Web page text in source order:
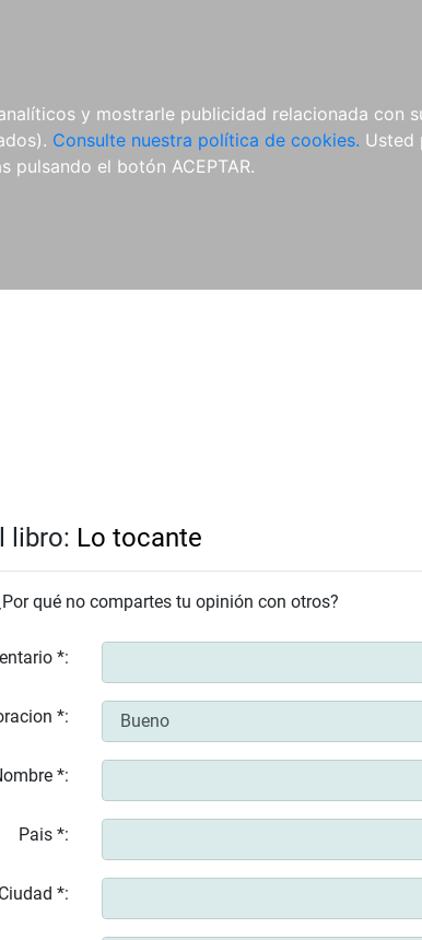
y mostrarle publicidad relacionada con
Consulte nuestra política de cookies. Usted
pulsando el botón ACEPTAR.
libro: Lo tocante
qué no compartes tu opinión con otros?
*:
*:
*:
Pais *:
*: